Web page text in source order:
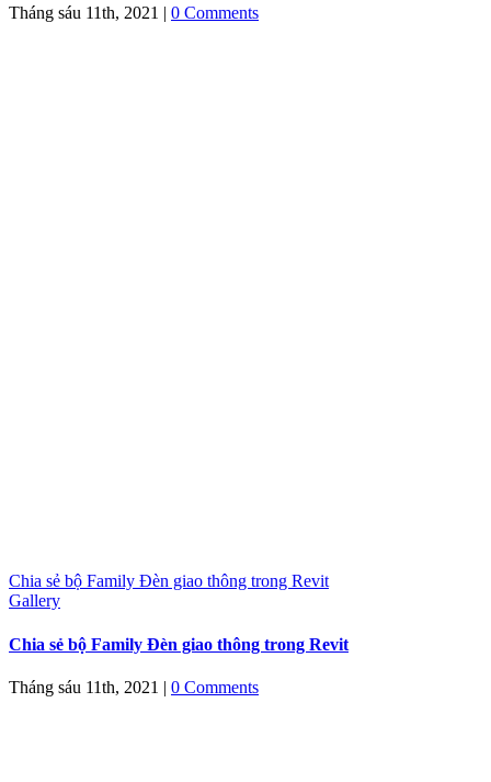
Tháng sáu 11th, 2021 | 0 Comments
Chia sẻ bộ Family Đèn giao thông trong Revit
Gallery
Chia sẻ bộ Family Đèn giao thông trong Revit
Tháng sáu 11th, 2021 | 0 Comments